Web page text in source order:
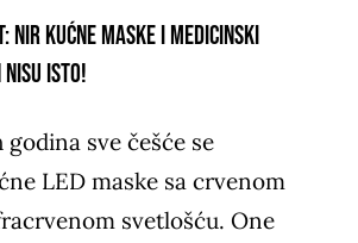
kućne maske i medicinski
nisu isto!
godina sve češće se
LED maske sa crvenom
svetlošću. One